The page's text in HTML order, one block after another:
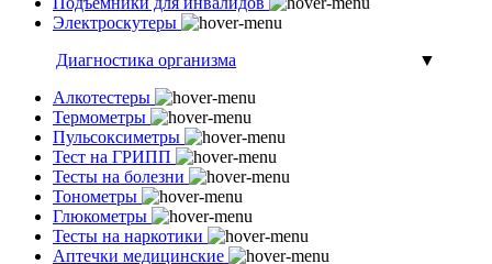
Электроскутеры
Диагностика организма
▼
Алкотестеры
Термометры
Пульсоксиметры
Тест на ГРИПП
Тесты на болезни
Тонометры
Глюкометры
Тесты на наркотики
Аптечки медицинские